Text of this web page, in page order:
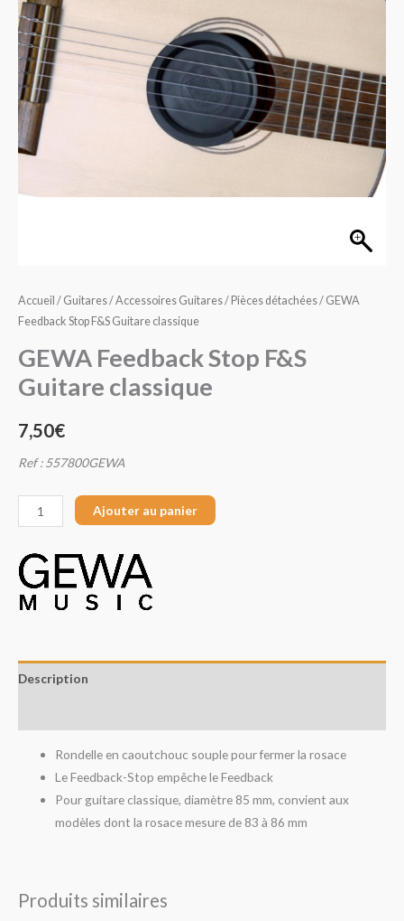
Accueil / Guitares/Accessoires Guitares/ Pièces détachées/ GEWA
Feedback Stop F&S Guitare classique
GEWA Feedback Stop F&S
Guitare classique
7,50€
Ref : 557800GEWA
F&S
Guitare
classique
Ajouter au panier
Description
Rondelle en caoutchouc souple pour fermer la rosace
Le Feedback-Stop empêche le Feedback
Pour guitare classique, diamètre 85 mm, convient aux
modèles dont la rosace mesure de 83 à 86 mm
Produits similaires